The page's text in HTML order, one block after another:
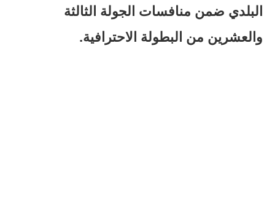
البلدي ضمن منافسات الجولة الثالثة
والعشرين من البطولة الاحترافية.